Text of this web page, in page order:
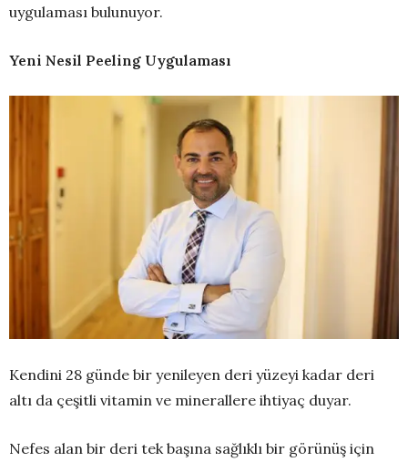
uygulaması bulunuyor.
Yeni Nesil Peeling Uygulaması
Kendini 28 günde bir yenileyen deri yüzeyi kadar deri
altı da çeşitli vitamin ve minerallere ihtiyaç duyar.
Nefes alan bir deri tek başına sağlıklı bir görünüş için